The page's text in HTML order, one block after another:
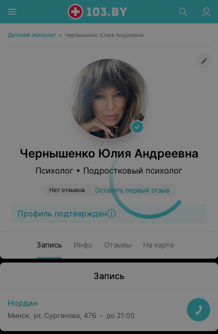
Детский психолог • Чернышенко Юлия Андреевна
Чернышенко Юлия Андреевна
Психолог • Подростковый психолог
Нет отзывов Оставить первый отзыв
Профиль подтвержден
Запись Инфо Отзывы На карте
Запись
Нордин
Минск, ул. Сурганова, 47Б до 21:00